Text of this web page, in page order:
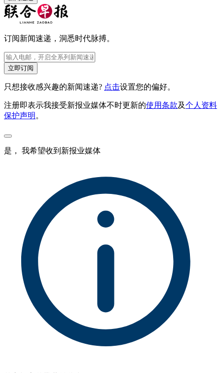
订阅新闻速递，洞悉时代脉搏。
立即订阅
只想接收感兴趣的新闻速递? 点击设置您的偏好。
注册即表示我接受新报业媒体不时更新的使用条款及个人资料
保护声明 。
是， 我希望收到新报业媒体